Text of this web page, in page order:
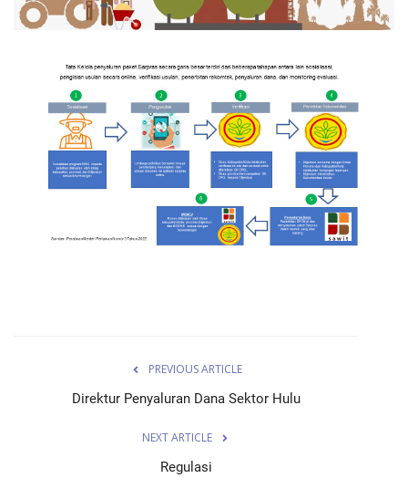
Tentang Sawit
Hubungi Kami
PREVIOUS ARTICLE
Direktur Penyaluran Dana Sektor Hulu
NEXT ARTICLE
Regulasi